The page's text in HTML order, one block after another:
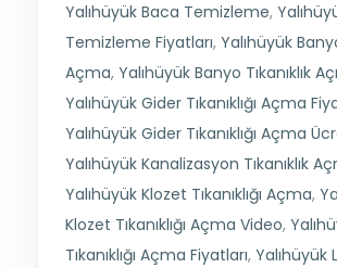
Yalıhüyük Baca Temizleme,
Temizleme Fiyatları, Yalıhüyük
Açma, Yalıhüyük Banyo Tıkanıklık
Yalıhüyük Gider Tıkanıklığı Açma
Yalıhüyük Gider Tıkanıklığı Açma
Yalıhüyük Kanalizasyon Tıkanıklık
Yalıhüyük Klozet Tıkanıklığı Açma,
Klozet Tıkanıklığı Açma Video,
Tıkanıklığı Açma Fiyatları, Yalıhüyük